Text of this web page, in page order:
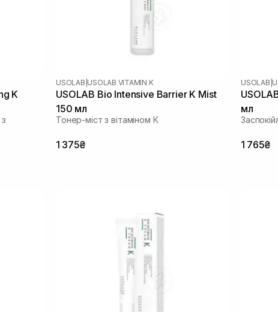
USOLAB USOLAB VITAMIN K
USOLAB Bio Intensive Barrier K Mist
150 мл
Тонер-міст з вітаміном К
1 375₴
USOLAB
мл
1 765₴